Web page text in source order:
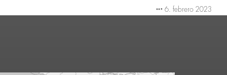
6. febrero 2023